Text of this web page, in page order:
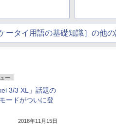
ケータイ用語の基礎知識］の他
ー
3/3 XL」話題の
ードがついに登
2018年11月15日